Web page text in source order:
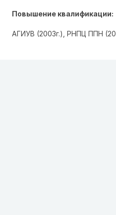
Повышение квалификации:
АГИУВ (2003г.), РНПЦ ППН